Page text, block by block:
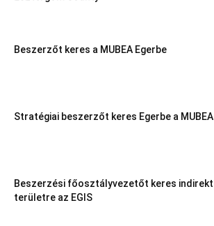
Beszerzőt keres a MUBEA Egerbe
Stratégiai beszerzőt keres Egerbe a MUBEA
Beszerzési főosztályvezetőt keres indirekt
területre az EGIS